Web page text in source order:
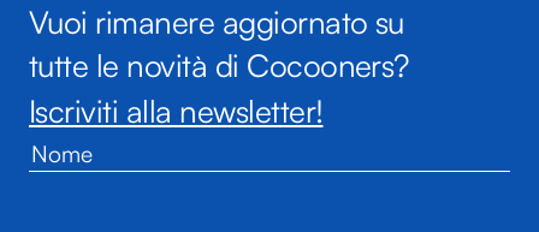
Vuoi rimanere aggiornato su
tutte le novità di Cocooners?
Iscriviti alla newsletter!